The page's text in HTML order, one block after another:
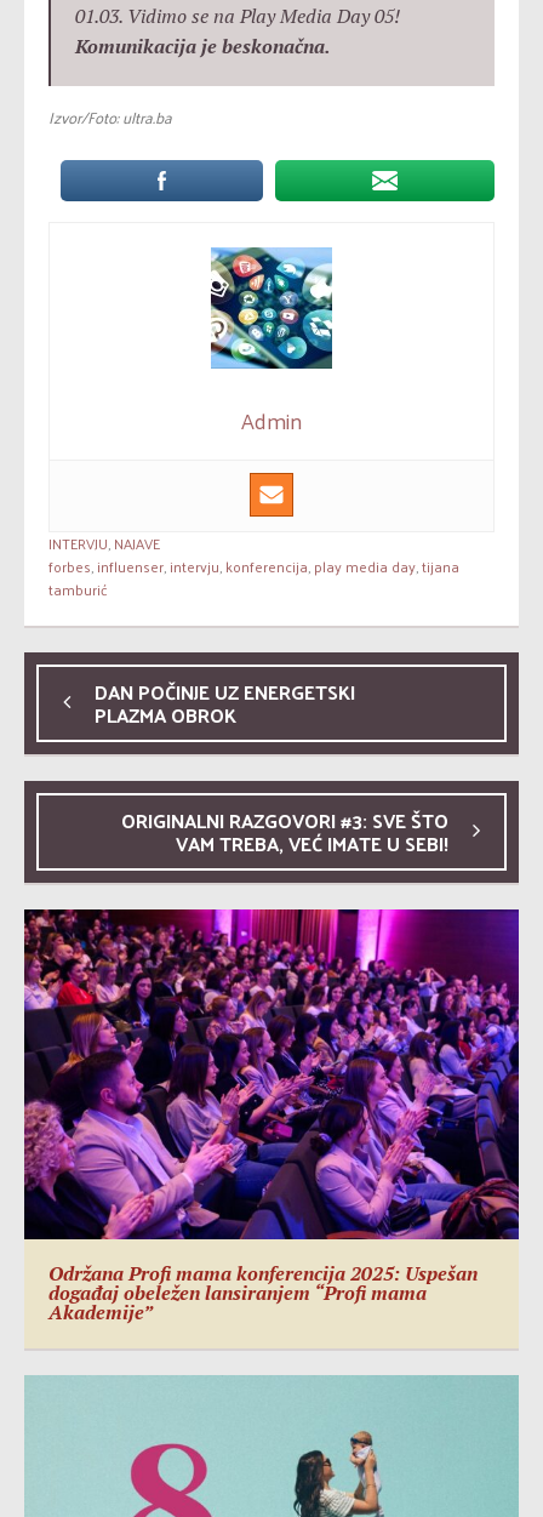
01.03. Vidimo se na Play Media Day 05!
Komunikacija je beskonačna.
Izvor/Foto:ultra.ba
Admin
INTERVJU,NAJAVE
forbes,influenser,intervju,konferencija,play media day,tijana
tamburić
DAN POČINJE UZ ENERGETSKI
PLAZMA OBROK
ORIGINALNI RAZGOVORI #3: SVE ŠTO
VAM TREBA, VEĆ IMATE U SEBI!
Održana Profi mama konferencija 2025: Uspešan
događaj obeležen lansiranjem “Profi mama
Akademije”